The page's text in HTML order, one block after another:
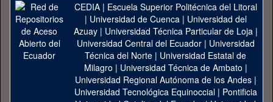
CEDIA| Escuela Superior Politécnica del Litoral
| Universidad de Cuenca| Universidad del
Azuay| Universidad Técnica Particular de Loja|
Universidad Central del Ecuador| Universidad
Técnica del Norte | Universidad Estatal de
Milagro | Universidad Técnica de Ambato |
Universidad Regional Autónoma de los Andes|
Universidad Tecnológica Equinoccial| Pontificia